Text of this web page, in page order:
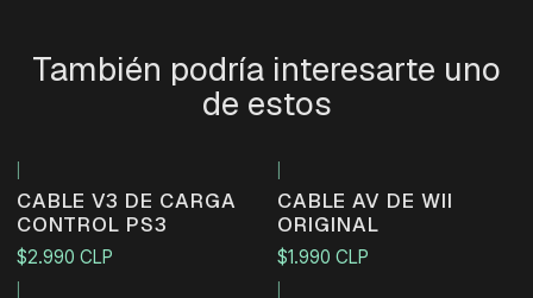
También podría interesarte uno
de estos
CABLE V3 DE CARGA
CONTROL PS3
$2.990 CLP
CABLE AV DE WII
ORIGINAL
$1.990 CLP